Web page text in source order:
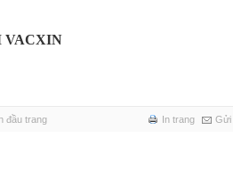
VACXIN
đầu trang Gửi
In trang